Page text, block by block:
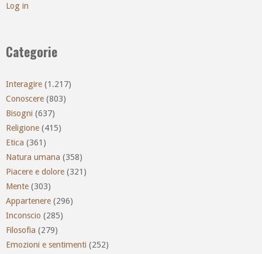
Log in
Categorie
Interagire (1.217)
Conoscere (803)
Bisogni (637)
Religione (415)
Etica (361)
Natura umana (358)
Piacere e dolore (321)
Mente (303)
Appartenere (296)
Inconscio (285)
Filosofia (279)
Emozioni e sentimenti (252)